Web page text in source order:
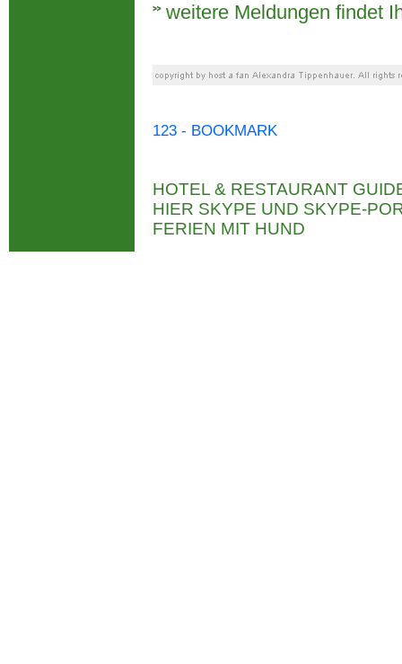
weitere Meldungen findet
123 - BOOKMARK
HOTEL & RESTAURANT
HIER SKYPE UND SKYPE-
FERIEN MIT HUND